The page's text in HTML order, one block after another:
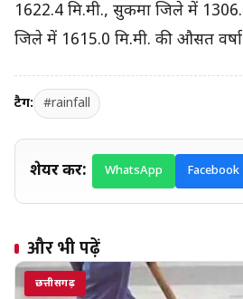
1622.4 मि.मी., सुकमा जिले में
जिले में 1615.0 मि.मी. की औसत वर्षा
टैग: #rainfall
शेयर करें: WhatsApp Facebook
और भी पढ़ें
छत्तीसगढ़